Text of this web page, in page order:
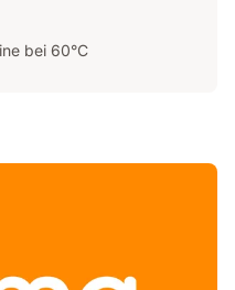
bei 60°C